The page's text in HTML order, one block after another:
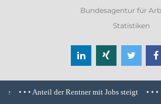
Bundesagentur für
Statistiken
• • •Anteil der Rentner mit Jobs steigt • • •